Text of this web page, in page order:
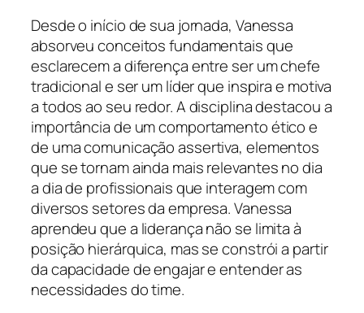
Desde o início de sua jornada, Vanessa
absorveu conceitos fundamentais que
esclarecem a diferença entre ser um chefe
tradicional e ser um líder que inspira e motiva
a todos ao seu redor. A disciplina destacou a
importância de um comportamento ético e
de uma comunicação assertiva, elementos
que se tornam ainda mais relevantes no dia
a dia de profissionais que interagem com
diversos setores da empresa. Vanessa
aprendeu que a liderança não se limita à
posição hierárquica, mas se constrói a partir
da capacidade de engajar e entender as
necessidades do time.